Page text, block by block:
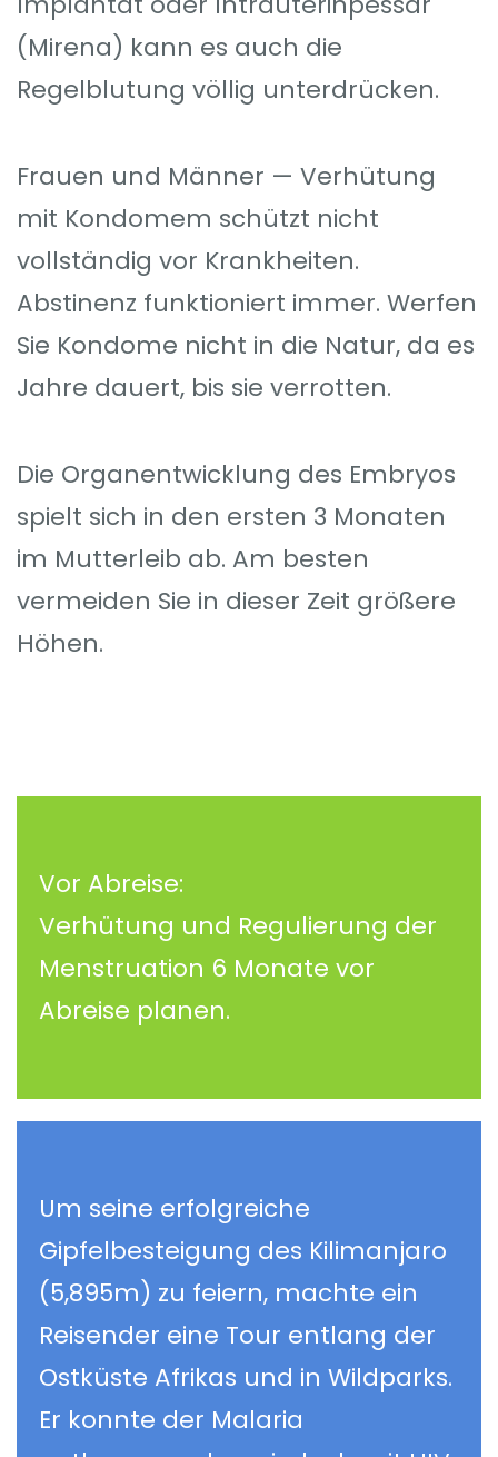
(Mirena) kann es auch die
Regelblutung völlig unterdrücken.
Frauen und Männer — Verhütung
mit Kondomem schützt nicht
vollständig vor Krankheiten.
Abstinenz funktioniert immer. Werfen
Sie Kondome nicht in die Natur, da es
Jahre dauert, bis sie verrotten.
Die Organentwicklung des Embryos
spielt sich in den ersten 3 Monaten
im Mutterleib ab. Am besten
vermeiden Sie in dieser Zeit größere
Höhen.
Vor Abreise:
Verhütung und Regulierung der
Menstruation 6 Monate vor
Abreise planen.
Um seine erfolgreiche
Gipfelbesteigung des Kilimanjaro
(5,895m) zu feiern, machte ein
Reisender eine Tour entlang der
Ostküste Afrikas und in Wildparks.
Er konnte der Malaria